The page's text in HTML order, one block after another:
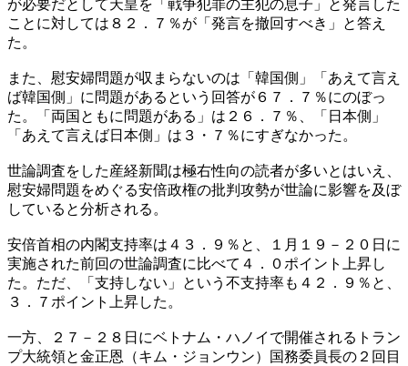
が必要だとして天皇を「戦争犯罪の主犯の息子」と発言した
ことに対しては８２．７％が「発言を撤回すべき」と答え
た。
また、慰安婦問題が収まらないのは「韓国側」「あえて言え
ば韓国側」に問題があるという回答が６７．７％にのぼっ
た。「両国ともに問題がある」は２６．７％、「日本側」
「あえて言えば日本側」は３・７％にすぎなかった。
世論調査をした産経新聞は極右性向の読者が多いとはいえ、
慰安婦問題をめぐる安倍政権の批判攻勢が世論に影響を及ぼ
していると分析される。
安倍首相の内閣支持率は４３．９％と、１月１９－２０日に
実施された前回の世論調査に比べて４．０ポイント上昇し
た。ただ、「支持しない」という不支持率も４２．９％と、
３．７ポイント上昇した。
一方、２７－２８日にベトナム・ハノイで開催されるトラン
プ大統領と金正恩（キム・ジョンウン）国務委員長の２回目